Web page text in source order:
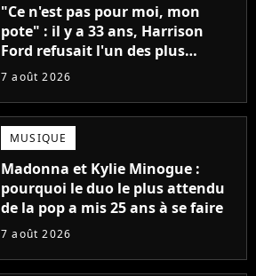
"Ce n'est pas pour moi, mon
pote" : il y a 33 ans, Harrison
Ford refusait l'un des plus
grands succès de tous les temps
7 août 2026
MUSIQUE
Madonna et Kylie Minogue :
pourquoi le duo le plus attendu
de la pop a mis 25 ans à se faire
7 août 2026